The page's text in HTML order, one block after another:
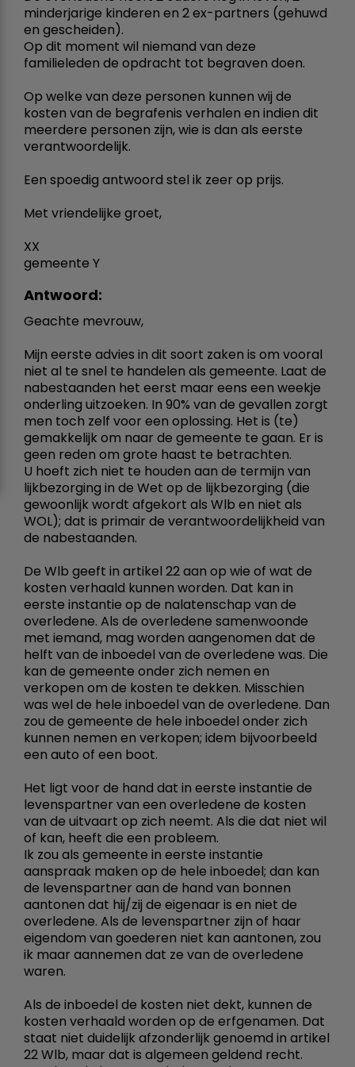
minderjarige kinderen en 2 ex-partners (gehuwd
en gescheiden).
Op dit moment wil niemand van deze
familieleden de opdracht tot begraven doen.
Op welke van deze personen kunnen wij de
kosten van de begrafenis verhalen en indien dit
meerdere personen zijn, wie is dan als eerste
verantwoordelijk.
Een spoedig antwoord stel ik zeer op prijs.
Met vriendelijke groet,
XX
gemeente Y
Antwoord:
Geachte mevrouw,
Mijn eerste advies in dit soort zaken is om vooral
niet al te snel te handelen als gemeente. Laat de
nabestaanden het eerst maar eens een weekje
onderling uitzoeken. In 90% van de gevallen zorgt
men toch zelf voor een oplossing. Het is (te)
gemakkelijk om naar de gemeente te gaan. Er is
geen reden om grote haast te betrachten.
U hoeft zich niet te houden aan de termijn van
lijkbezorging in de Wet op de lijkbezorging (die
gewoonlijk wordt afgekort als Wlb en niet als
WOL); dat is primair de verantwoordelijkheid van
de nabestaanden.
De Wlb geeft in artikel 22 aan op wie of wat de
kosten verhaald kunnen worden. Dat kan in
eerste instantie op de nalatenschap van de
overledene. Als de overledene samenwoonde
met iemand, mag worden aangenomen dat de
helft van de inboedel van de overledene was. Die
kan de gemeente onder zich nemen en
verkopen om de kosten te dekken. Misschien
was wel de hele inboedel van de overledene. Dan
zou de gemeente de hele inboedel onder zich
kunnen nemen en verkopen; idem bijvoorbeeld
een auto of een boot.
Het ligt voor de hand dat in eerste instantie de
levenspartner van een overledene de kosten
van de uitvaart op zich neemt. Als die dat niet wil
of kan, heeft die een probleem.
Ik zou als gemeente in eerste instantie
aanspraak maken op de hele inboedel; dan kan
de levenspartner aan de hand van bonnen
aantonen dat hij/zij de eigenaar is en niet de
overledene. Als de levenspartner zijn of haar
eigendom van goederen niet kan aantonen, zou
ik maar aannemen dat ze van de overledene
waren.
Als de inboedel de kosten niet dekt, kunnen de
kosten verhaald worden op de erfgenamen. Dat
staat niet duidelijk afzonderlijk genoemd in artikel
22 Wlb, maar dat is algemeen geldend recht.